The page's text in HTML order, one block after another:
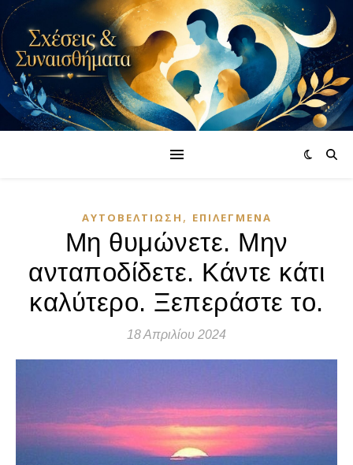
ΑΥΤΟΒΕΛΤΊΩΣΗ , ΕΠΙΛΕΓΜΈΝΑ
Μη θυμώνετε. Μην
ανταποδίδετε. Κάντε κάτι
καλύτερο. Ξεπεράστε το.
18 Απριλίου 2024